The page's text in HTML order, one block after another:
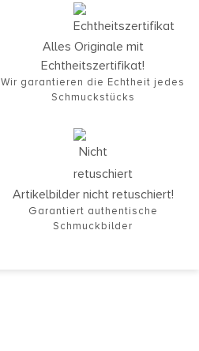
Alles Originale mit
Echtheitszertifikat!
Wir garantieren die Echtheit jedes
Schmuckstücks
Artikelbilder nicht retuschiert!
Garantiert authentische
Schmuckbilder